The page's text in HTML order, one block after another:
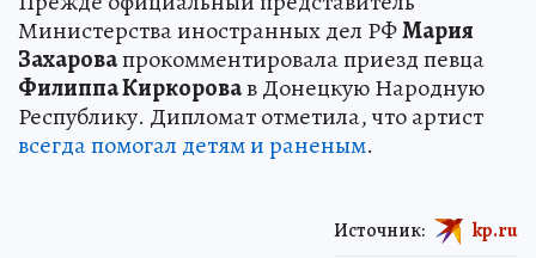
Министерства иностранных дел РФМария
Захаровапрокомментировала приезд певца
Филиппа Киркоровав Донецкую Народную
Республику. Дипломат отметила, что артист
всегда помогал детям и раненым.
Источник: kp.ru